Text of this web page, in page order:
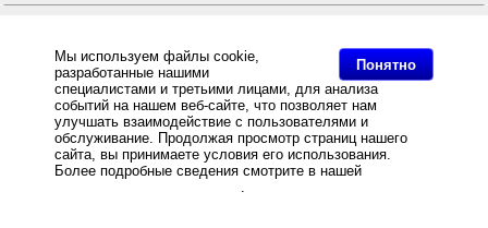
Понятно
Мы используем файлы cookie,
разработанные нашими
специалистами и третьими лицами, для анализа
событий на нашем веб-сайте, что позволяет нам
улучшать взаимодействие с пользователями и
обслуживание. Продолжая просмотр страниц нашего
сайта, вы принимаете условия его использования.
Более подробные сведения смотрите в нашей
.
ПОЛНАЯ ВЕРСИЯ
Интернет-магазин "ПОСЛЭНД" - торгового оборудования, оборудования для автоматизации общепита и
торговли, расходных материалов
Все права защищены, ООО "ПОСЛЭНД" © 2008-2026.
Политика конфиденциальности
Основное: Кнопка вызова персонала с функцией отмены iBells 320, вишневая за разумную цену и с
быстрой доставкой Вы всегда можете купить в интернет-магазине Послэнд!, Кнопка вызова персонала с